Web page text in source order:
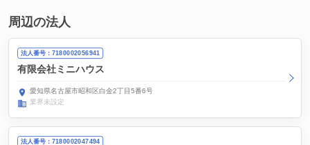
周辺の法人
法人番号：7180002056941
有限会社ミニハウス
愛知県名古屋市昭和区白金2丁目5番6号
業界未設定
法人番号：7180002047494